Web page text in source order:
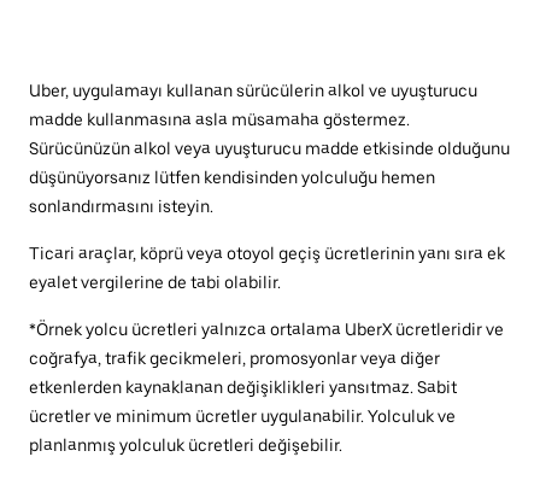
Uber, uygulamayı kullanan sürücülerin alkol ve uyuşturucu
madde kullanmasına asla müsamaha göstermez.
Sürücünüzün alkol veya uyuşturucu madde etkisinde olduğunu
düşünüyorsanız lütfen kendisinden yolculuğu hemen
sonlandırmasını isteyin.
Ticari araçlar, köprü veya otoyol geçiş ücretlerinin yanı sıra ek
eyalet vergilerine de tabi olabilir.
*Örnek yolcu ücretleri yalnızca ortalama UberX ücretleridir ve
coğrafya, trafik gecikmeleri, promosyonlar veya diğer
etkenlerden kaynaklanan değişiklikleri yansıtmaz. Sabit
ücretler ve minimum ücretler uygulanabilir. Yolculuk ve
planlanmış yolculuk ücretleri değişebilir.